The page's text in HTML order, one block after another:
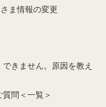
ま情報の変更
きません。原因を教え
問＜一覧＞